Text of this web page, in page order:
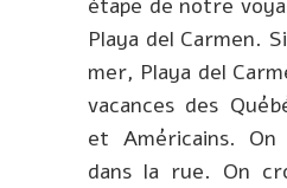
étape de notre
Playa del Carmen.
mer, Playa del
vacances des
et Américains.
dans la rue. On